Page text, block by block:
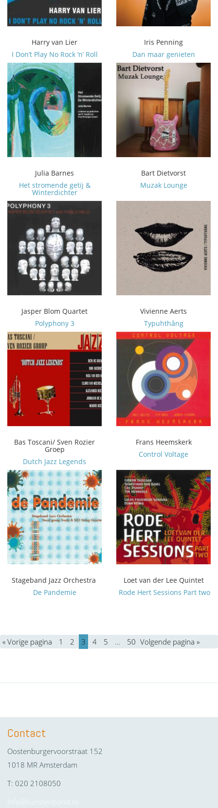
Harry van Lier
I Don’t Play No Rock ‘n’ Roll
Iris Penning
Dan maar genieten
Julia Barnes
Het stromende getij &
Winterdichter
Bart Dietvorst
Muzak Lounge
Jasper Blom Quartet
Polyphony 3
Vivienne Aerts
Typuhthâng
Bas Toscani/ Sven Rozier
Groep
Dutch Jazz Legends
Frans Heemskerk
Control Voltage
Stageband Jazz Orchestra
De Pandemie
Loet van der Lee Quintet
Rode Hert Sessions Part two
« Vorige pagina 1 2 3 4 5 … 50 Volgende pagina »
Contact
Oostenburgervoorstraat 152
1018 MR Amsterdam
T: 020 2108050
info@kunstenbond.nl